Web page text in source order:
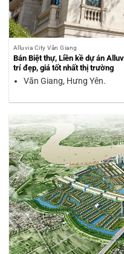
Alluvia City Văn Giang
Bán Biệt thự, Liền kề dự án
trí đẹp, giá tốt nhất thị trường
Văn Giang, Hưng Yên.